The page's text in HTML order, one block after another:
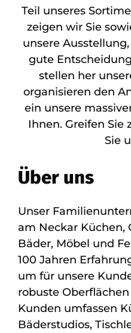
Teil unseres
zeigen wir Sie
unsere
gute
stellen her
organisieren den
ein unsere
Ihnen. Greifen Sie
Sie
Über uns
Unser
am Neckar Küchen,
Bäder, Möbel und
100 Jahren
um für unsere
robuste
Kunden umfassen
Bäderstudios,